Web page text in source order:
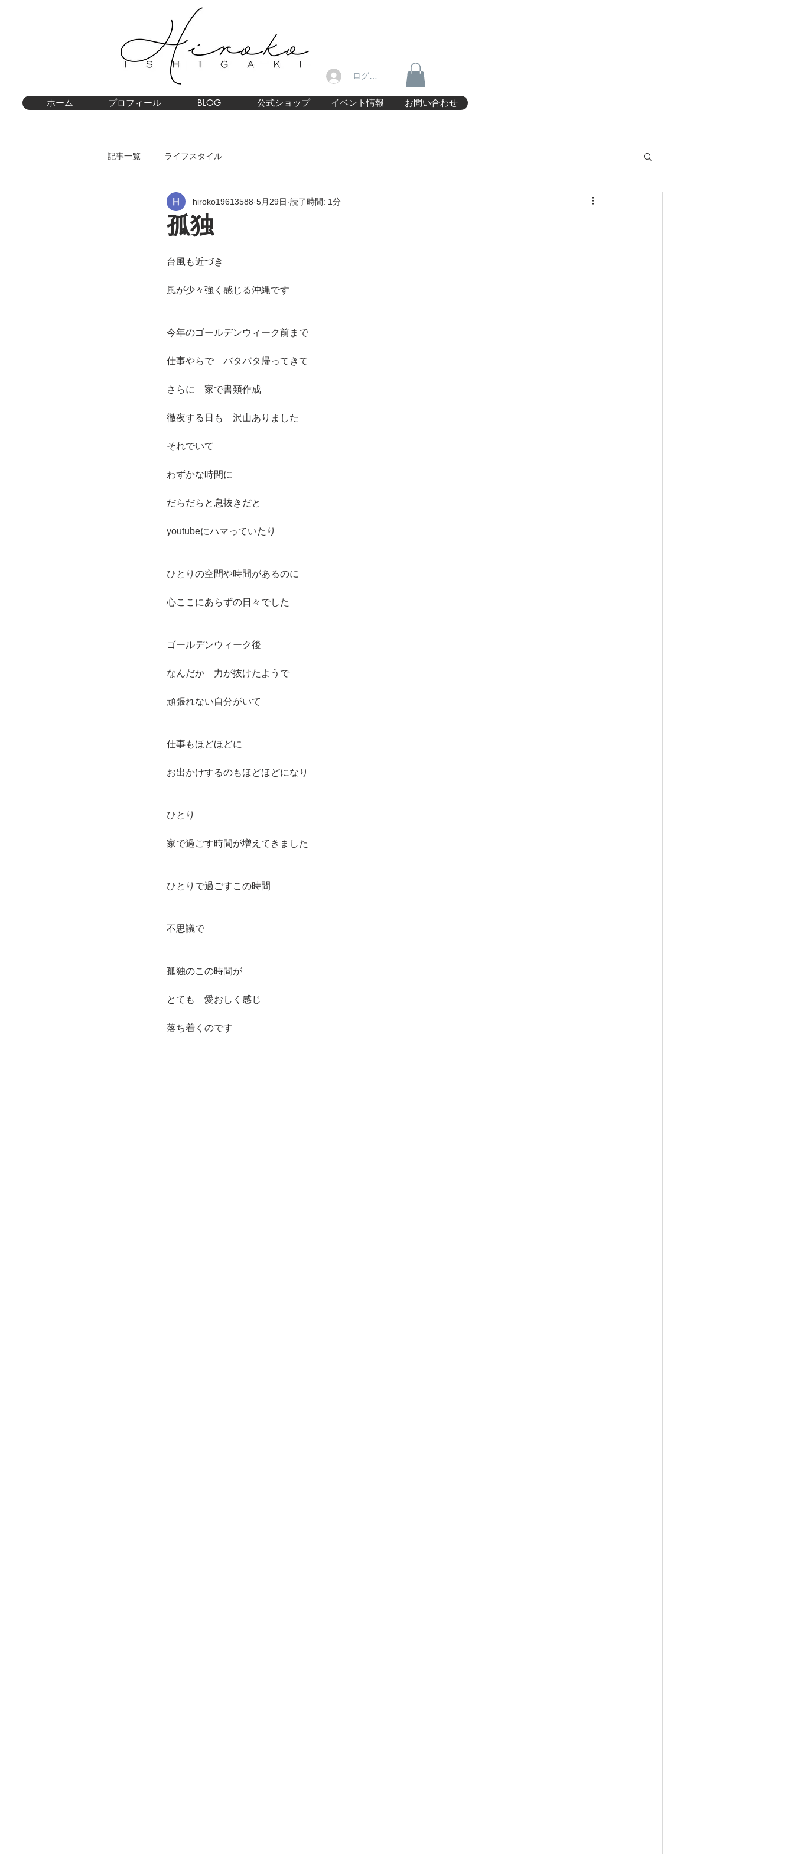
ログイン
ホーム プロフィール BLOG 公式ショップ イベント情報 お問い合わせ
記事一覧 ライフスタイル
孤独
hiroko19613588 5月29日 読了時間: 1分
台風も近づき
風が少々強く感じる沖縄です
今年のゴールデンウィーク前まで
仕事やらで　バタバタ帰ってきて
さらに　家で書類作成
徹夜する日も　沢山ありました
それでいて
わずかな時間に
だらだらと息抜きだと
youtubeにハマっていたり
ひとりの空間や時間があるのに
心ここにあらずの日々でした
ゴールデンウィーク後
なんだか　力が抜けたようで
頑張れない自分がいて
仕事もほどほどに
お出かけするのもほどほどになり
ひとり
家で過ごす時間が増えてきました
ひとりで過ごすこの時間
不思議で
孤独のこの時間が
とても　愛おしく感じ
落ち着くのです